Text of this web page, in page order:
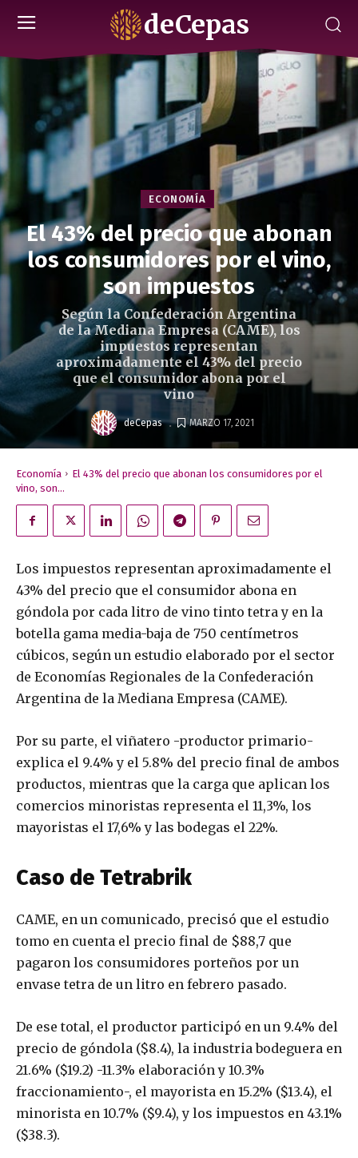
deCepas
ECONOMÍA
El 43% del precio que abonan
los consumidores por el vino,
son impuestos
Según la Confederación Argentina
de la Mediana Empresa (CAME), los
impuestos representan
aproximadamente el 43% del precio
que el consumidor abona por el
vino
deCepas . MARZO 17, 2021
Economía
El 43% del precio que abonan los consumidores por el
vino, son...
Los impuestos representan aproximadamente el
43% del precio que el consumidor abona en
góndola por cada litro de vino tinto tetra y en la
botella gama media-baja de 750 centímetros
cúbicos, según un estudio elaborado por el sector
de Economías Regionales de la Confederación
Argentina de la Mediana Empresa (CAME).
Por su parte, el viñatero -productor primario-
explica el 9.4% y el 5.8% del precio final de ambos
productos, mientras que la carga que aplican los
comercios minoristas representa el 11,3%, los
mayoristas el 17,6% y las bodegas el 22%.
Caso de Tetrabrik​
CAME, en un comunicado, precisó que el estudio
tomo en cuenta el precio final de $88,7 que
pagaron los consumidores porteños por un
envase tetra de un litro en febrero pasado.
De ese total, el productor participó en un 9.4% del
precio de góndola ($8.4), la industria bodeguera en
21.6% ($19.2) -11.3% elaboración y 10.3%
fraccionamiento-, el mayorista en 15.2% ($13.4), el
minorista en 10.7% ($9.4), y los impuestos en 43.1%
($38.3).